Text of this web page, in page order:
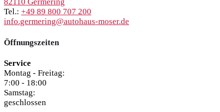
Tel.: +49 89 800 707 200
info.germering@autohaus-moser.de
Öffnungszeiten
Service
Montag - Freitag:
7:00 - 18:00
Samstag:
geschlossen